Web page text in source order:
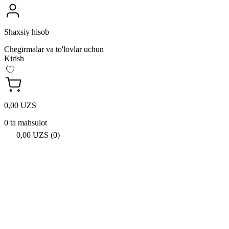
Shaxsiy hisob
Chegirmalar va to'lovlar uchun
Kirish
0,00 UZS
0 ta mahsulot
0,00 UZS (0)